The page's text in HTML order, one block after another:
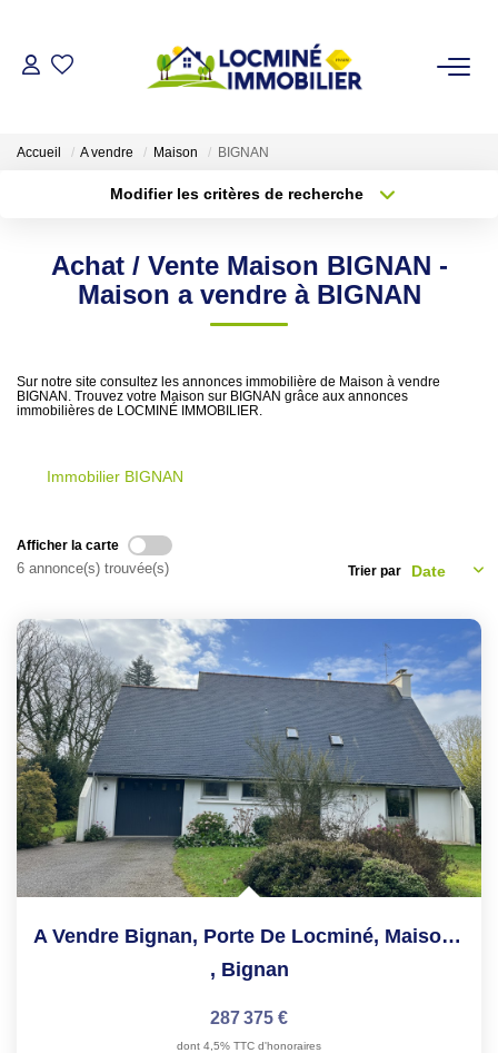
L'AGENCE
EN
Accueil A vendre Maison BIGNAN
Modifier les critères de recherche
Sélectionnez...
Type de bien
Surface min
Créer une alerte
Achat / Vente Maison BIGNAN -
Maison a vendre à BIGNAN
Sur notre site consultez les annonces immobilière de Maison à vendre
BIGNAN. Trouvez votre Maison sur BIGNAN grâce aux annonces
immobilières de LOCMINÉ IMMOBILIER.
Immobilier BIGNAN
Afficher la carte
6 annonce(s) trouvée(s) Trier par
A Vendre Bignan, Porte De Locminé, Maison 130m² 4 Chambres,...
, Bignan
287 375 €
dont 4,5% TTC d'honoraires